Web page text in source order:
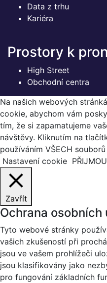
Data z trhu
Kariéra
Prostory k
High Street
Obchodní centra
Na našich webových
cookie, abychom vám
tím, že si zapamatujeme
návštěvy. Kliknutím na
používáním VŠECH
Nastavení cookie
Zavřít
Ochrana osobních
Tyto webové stránky
vašich zkušeností při
jsou ve vašem prohlížeči
jsou klasifikovány jako
pro fungování základních